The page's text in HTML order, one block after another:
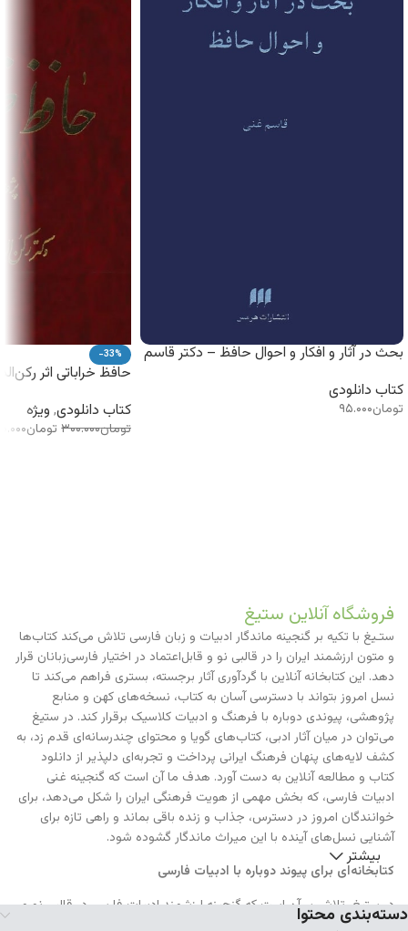
بحث در آثار و افکار و احوال حافظ – دکتر قاسم
کتاب دانلودی
تومان۹۵.۰۰۰
-33%
حافظ خراباتی اثر
کتاب دانلودی, ویژه
تومان۳۰۰.۰۰۰ تومان
فروشگاه آنلاین ستیغ
ستـیغ با تکیه بر گنجینه ماندگار ادبیات و زبان فارسی تلاش می‌کند کتاب‌ها
و متون ارزشمند ایران را در قالبی نو و قابل‌اعتماد در اختیار فارسی‌زبانان قرار
دهد. این کتابخانه آنلاین با گردآوری آثار برجسته، بستری فراهم می‌کند تا
نسل امروز بتواند با دسترسی آسان به کتاب، نسخه‌های کهن و منابع
پژوهشی، پیوندی دوباره با فرهنگ و ادبیات کلاسیک برقرار کند. در ستیغ
می‌توان در میان آثار ادبی، کتاب‌های گویا و محتوای چندرسانه‌ای قدم زد، به
کشف لایه‌های پنهان فرهنگ ایرانی پرداخت و تجربه‌ای دلپذیر از دانلود
کتاب و مطالعه آنلاین به دست آورد. هدف ما آن است که گنجینه غنی
ادبیات فارسی، که بخش مهمی از هویت فرهنگی ایران را شکل می‌دهد، برای
خوانندگان امروز در دسترس، جذاب و زنده باقی بماند و راهی تازه برای
آشنایی نسل‌های آینده با این میراث ماندگار گشوده شود.
کتابخانه‌ای برای پیوند دوباره با ادبیات فارسی
در ستیغ، تلاش بر آن است که گنجینه ارزشمند ادبیات فارسی در قالبی نو و
سازگار با نیازهای نسل امروز عرضه شود. این کتابخانه آنلاین با فراهم‌کردن
بیشتر
دسته‌بندی محتوا